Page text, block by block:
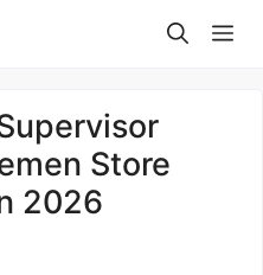
Store
2026